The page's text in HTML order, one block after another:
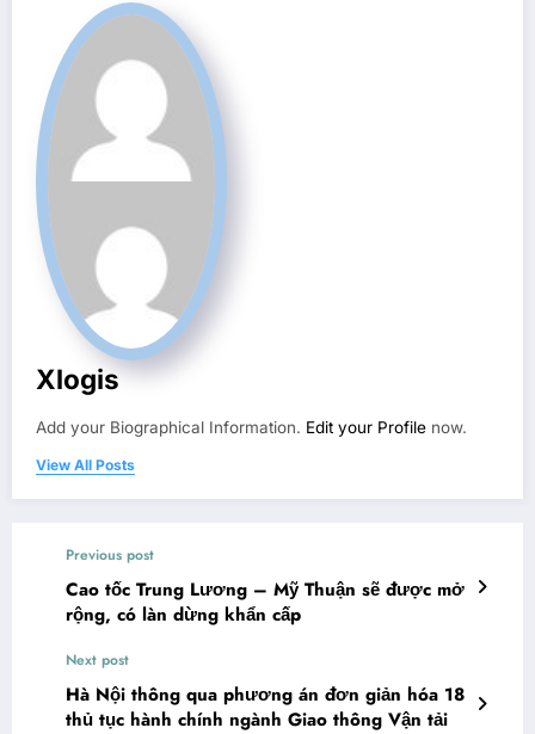
Xlogis
Add your Biographical Information. Edit your Profile now.
View All Posts
Previous post
Cao tốc Trung Lương – Mỹ Thuận sẽ được mở
rộng, có làn dừng khẩn cấp
Next post
Hà Nội thông qua phương án đơn giản hóa 18
thủ tục hành chính ngành Giao thông Vận tải